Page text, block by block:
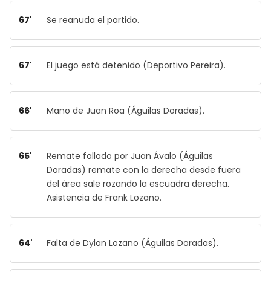
67' Se reanuda el partido.
67' El juego está detenido (Deportivo Pereira).
66' Mano de Juan Roa (Águilas Doradas).
65'
Remate fallado por Juan Ávalo (Águilas
Doradas) remate con la derecha desde fuera
del área sale rozando la escuadra derecha.
Asistencia de Frank Lozano.
64' Falta de Dylan Lozano (Águilas Doradas).